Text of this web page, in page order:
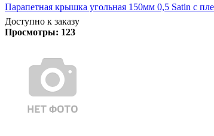
Парапетная крышка угольная 150мм 0,5 Satin с
Доступно к заказу
Просмотры: 123